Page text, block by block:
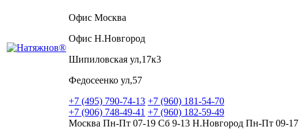
Офис Москва
Офис Н.Новгород
Шипиловская ул,17к3
Федосеенко ул,57
+7 (495) 790-74-13 +7 (960) 181-54-70
+7 (906) 748-49-41 +7 (960) 182-59-49
Москва Пн-Пт 07-19 Сб 9-13 Н.Новгород Пн-Пт 09-17